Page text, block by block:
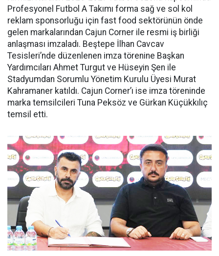
Profesyonel Futbol A Takımı forma sağ ve sol kol
reklam sponsorluğu için fast food sektörünün önde
gelen markalarından Cajun Corner ile resmi iş birliği
anlaşması imzaladı. Beştepe İlhan Cavcav
Tesisleri’nde düzenlenen imza törenine Başkan
Yardımcıları Ahmet Turgut ve Hüseyin Şen ile
Stadyumdan Sorumlu Yönetim Kurulu Üyesi Murat
Kahramaner katıldı. Cajun Corner’ı ise imza töreninde
marka temsilcileri Tuna Peksöz ve Gürkan Küçükkılıç
temsil etti.